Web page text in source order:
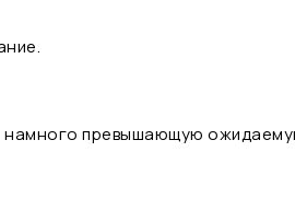
намного превышающую